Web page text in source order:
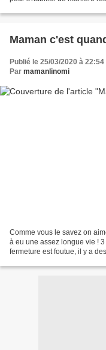
Maman c'est
Publié le 25/03/2020 à 22:54
Par mamanlinomi
Comme vous le savez on
à eu une assez longue vie !
fermeture est foutue, il y a